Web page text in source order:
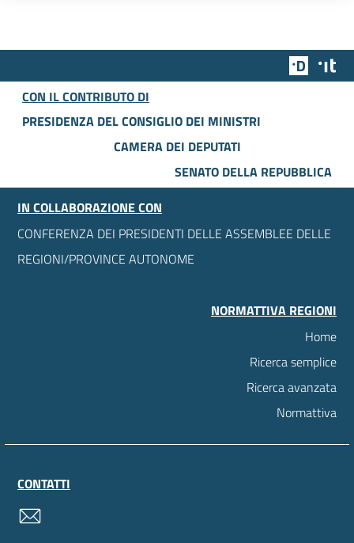
Team
CON IL CONTRIBUTO DI
PRESIDENZA DEL CONSIGLIO DEI MINISTRI
CAMERA DEI DEPUTATI
SENATO DELLA REPUBBLICA
IN COLLABORAZIONE CON
CONFERENZA DEI PRESIDENTI DELLE ASSEMBLEE DELLE
REGIONI/PROVINCE AUTONOME
NORMATTIVA REGIONI
Home
Ricerca semplice
Ricerca avanzata
Normattiva
CONTATTI